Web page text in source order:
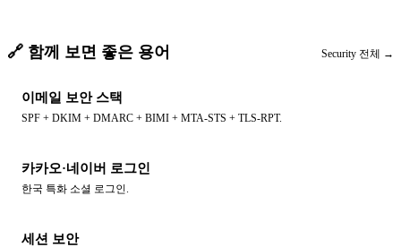
🔗 함께 보면 좋은 용어 Security 전체 →
이메일 보안 스택
SPF + DKIM + DMARC + BIMI + MTA-STS + TLS-RPT.
카카오·네이버 로그인
한국 특화 소셜 로그인.
세션 보안